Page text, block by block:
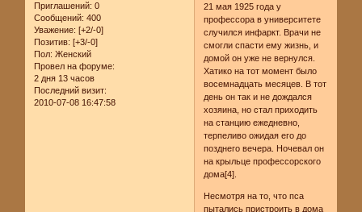
Приглашений: 0
Сообщений: 400
Уважение: [+2/-0]
Позитив: [+3/-0]
Пол: Женский
Провел на форуме:
2 дня 13 часов
Последний визит:
2010-07-08 16:47:58
21 мая 1925 года у
профессора в университете
случился инфаркт. Врачи не
смогли спасти ему жизнь, и
домой он уже не вернулся.
Хатико на тот момент было
восемнадцать месяцев. В тот
день он так и не дождался
хозяина, но стал приходить
на станцию ежедневно,
терпеливо ожидая его до
позднего вечера. Ночевал он
на крыльце профессорского
дома[4].
Несмотря на то, что пса
пытались пристроить в дома